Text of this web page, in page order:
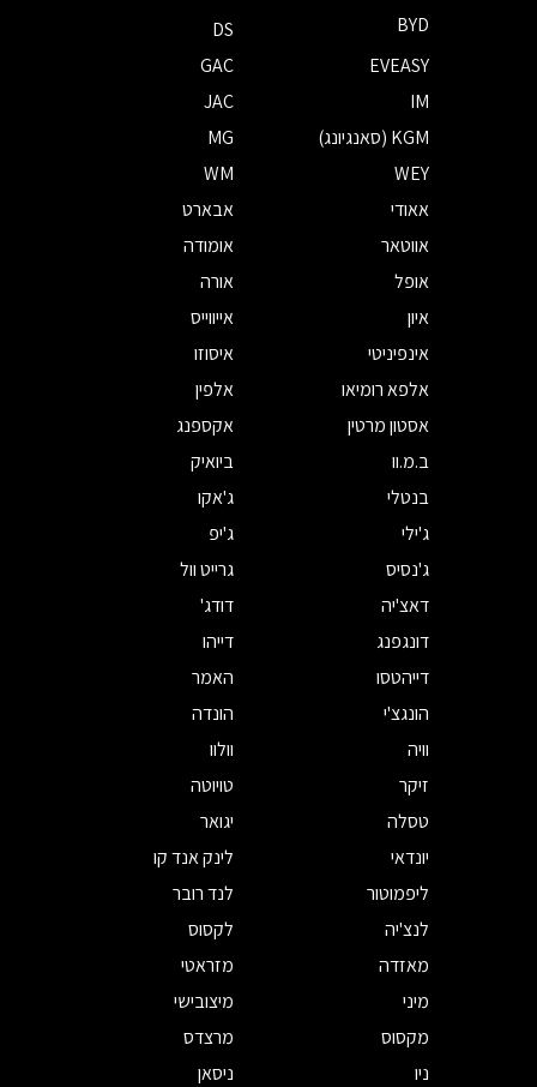
BYD
DS
EVEASY
GAC
IM
JAC
KGM (סאנגיונג)
MG
WEY
WM
אאודי
אבארט
אווטאר
אומודה
אופל
אורה
איון
אייווייס
אינפיניטי
איסוזו
אלפא רומיאו
אלפין
אסטון מרטין
אקספנג
ב.מ.וו
ביואיק
בנטלי
ג'אקו
ג'ילי
ג'יפ
ג'נסיס
גרייט וול
דאצ'יה
דודג'
דונגפנג
דייהו
דייהטסו
האמר
הונגצ'י
הונדה
וויה
וולוו
זיקר
טויוטה
טסלה
יגואר
יונדאי
לינק אנד קו
ליפמוטור
לנד רובר
לנצ'יה
לקסוס
מאזדה
מזראטי
מיני
מיצובישי
מקסוס
מרצדס
ניו
ניסאן